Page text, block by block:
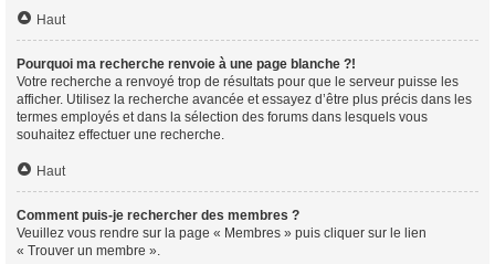
Haut
Pourquoi ma recherche renvoie à une page blanche ?!
Votre recherche a renvoyé trop de résultats pour que le serveur puisse les
afficher. Utilisez la recherche avancée et essayez d’être plus précis dans les
termes employés et dans la sélection des forums dans lesquels vous
souhaitez effectuer une recherche.
Haut
Comment puis-je rechercher des membres ?
Veuillez vous rendre sur la page « Membres » puis cliquer sur le lien
« Trouver un membre ».